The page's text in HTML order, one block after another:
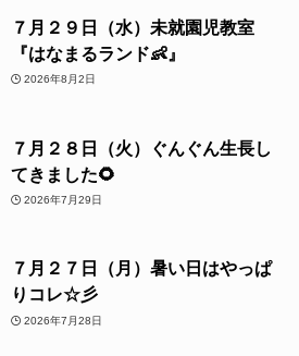
７月２９日（水）未就園児教室
『はなまるランド👶』
2026年8月2日
７月２８日（火）ぐんぐん生長し
てきました🌻
2026年7月29日
７月２７日（月）暑い日はやっぱ
りコレ☆彡
2026年7月28日